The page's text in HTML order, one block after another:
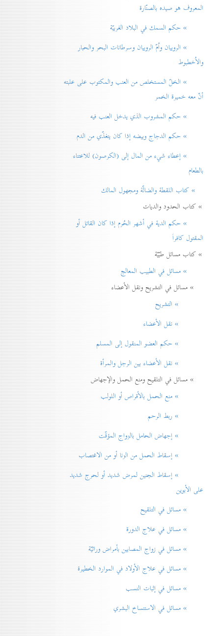
المعروف هو صيده بالصنّارة
» حكم السمك في البلاد الغربيّة
» الروبيان واُمّ الروبيان وسرطانات البحر والحبار
والاُخطبوط
» الخلّ المستخلص من العنب والمكتوب على علبته
أنّ معه خميرة الخمر
» حكم المشروب الذي يدخل العنب فيه
» حكم الدجاج وبيضه إذا كان يتغذّي من الدم
» إعطاء شيء من المال إلی (الكرصون) للاعتناء
بالطعام
» كتاب اللقطة والضالّة ومجهول المالك
» كتاب الحدود والديات
» حكم الدية في أشهر الحُرم إذا كان القاتل أو
المقتول كافراً
» كتاب مسائل طبّيّة
» مسائل في الطبيب المعالج
» مسائل في التشريح ونقل الأعضاء
» التشريح
» نقل الأعضاء
» حكم العضو المنقول إلی المسلم
» نقل الأعضاء بين الرجل والمرأة
» مسائل في التلقيح ومنع الحمل والإجهاض
» منع الحمل بالأقراص أو اللولب
» ربط الرحم
» إجهاض الحامل بالزواج المؤقّت
» إسقاط الحمل من الزنا أو من الاغتصاب
» إسقاط الجنين لمرض شديد أو لحرج شديد
على الأبوين
» مسائل في التلقيح
» مسائل في علاج الدورة
» مسائل في زواج المصابين بأمراض وراثيّة
» مسائل في علاج الأولاد في الموارد الخطيرة
» مسائل في إثبات النسب
» مسائل في الاستنساخ البشري